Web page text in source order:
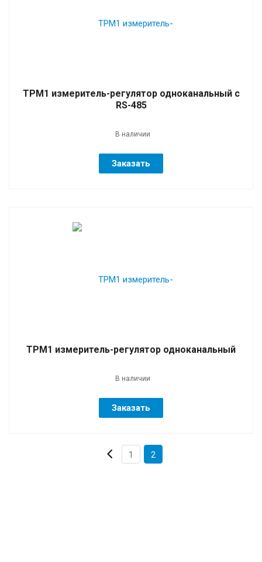
ТРМ1 измеритель-регулятор одноканальный с
RS-485
В наличии
Заказать
ТРМ1 измеритель-регулятор одноканальный
В наличии
Заказать
1 2